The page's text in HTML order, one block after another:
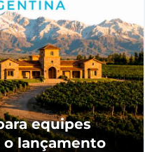
equipes
o lançamento